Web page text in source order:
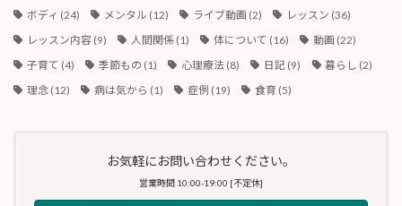
ボディ (24) メンタル (12) ライブ動画 (2) レッスン (36)
レッスン内容(9) 人間関係(1) 体について (16) 動画 (22)
子育て (4) 季節もの (1) 心理療法 (8) 日記 (9) 暮らし (2)
理念(12) 病は気から (1) 症例 (19) 食育 (5)
お気軽にお問い合わせください。
営業時間 10:00-19:00 [不定休]